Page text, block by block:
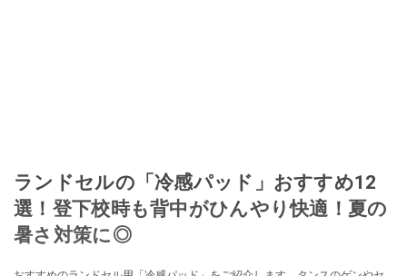
ランドセルの「冷感パッド」おすすめ12
選！登下校時も背中がひんやり快適！夏の
暑さ対策に◎